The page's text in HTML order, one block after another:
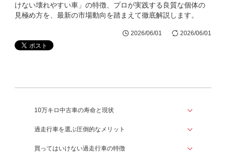
けない壊れやすい車」の特徴、プロが実践する良質な個体の
見極め方を、最新の市場動向を踏まえて徹底解説します。
2026/06/01
2026/06/01
10万キロ中古車の寿命と現状
過走行車を選ぶ圧倒的なメリット
買ってはいけない過走行車の特徴